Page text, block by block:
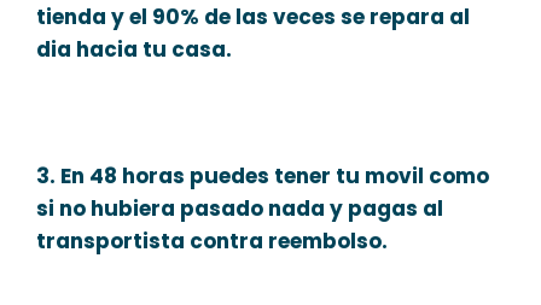
tienda y el 90% de las veces se repara al
dia hacia tu casa.
3. En 48 horas puedes tener tu movil como
si no hubiera pasado nada y pagas al
transportista contra reembolso.